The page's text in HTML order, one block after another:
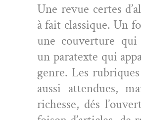
Une revue certes
à fait clas­sique. Un
une cou­ver­ture qui
un para­texte qui
genre. Les
aus­si atten­dues,
richesse, dés